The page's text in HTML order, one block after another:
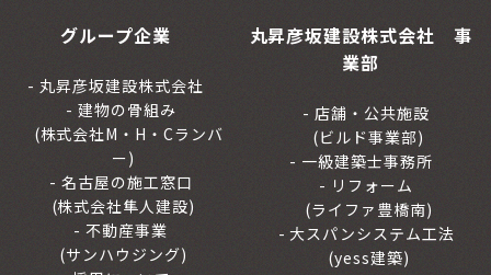
グループ企業
丸昇彦坂建設株式会社
建物の骨組み
(株式会社M・H・Cランバ
ー)
名古屋の施工窓口
(株式会社隼人建設)
不動産事業
(サンハウジング)
丸昇彦坂建設株式会社 事
業部
店舗・公共施設
(ビルド事業部)
一級建築士事務所
リフォーム
(ライファ豊橋南)
大スパンシステム工法
(yess建築)